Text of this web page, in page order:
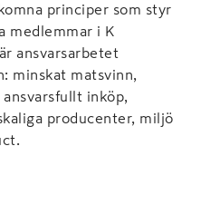
principer som styr
medlemmar i K
ansvarsarbetet
minskat matsvinn,
inköp,
producenter, miljö